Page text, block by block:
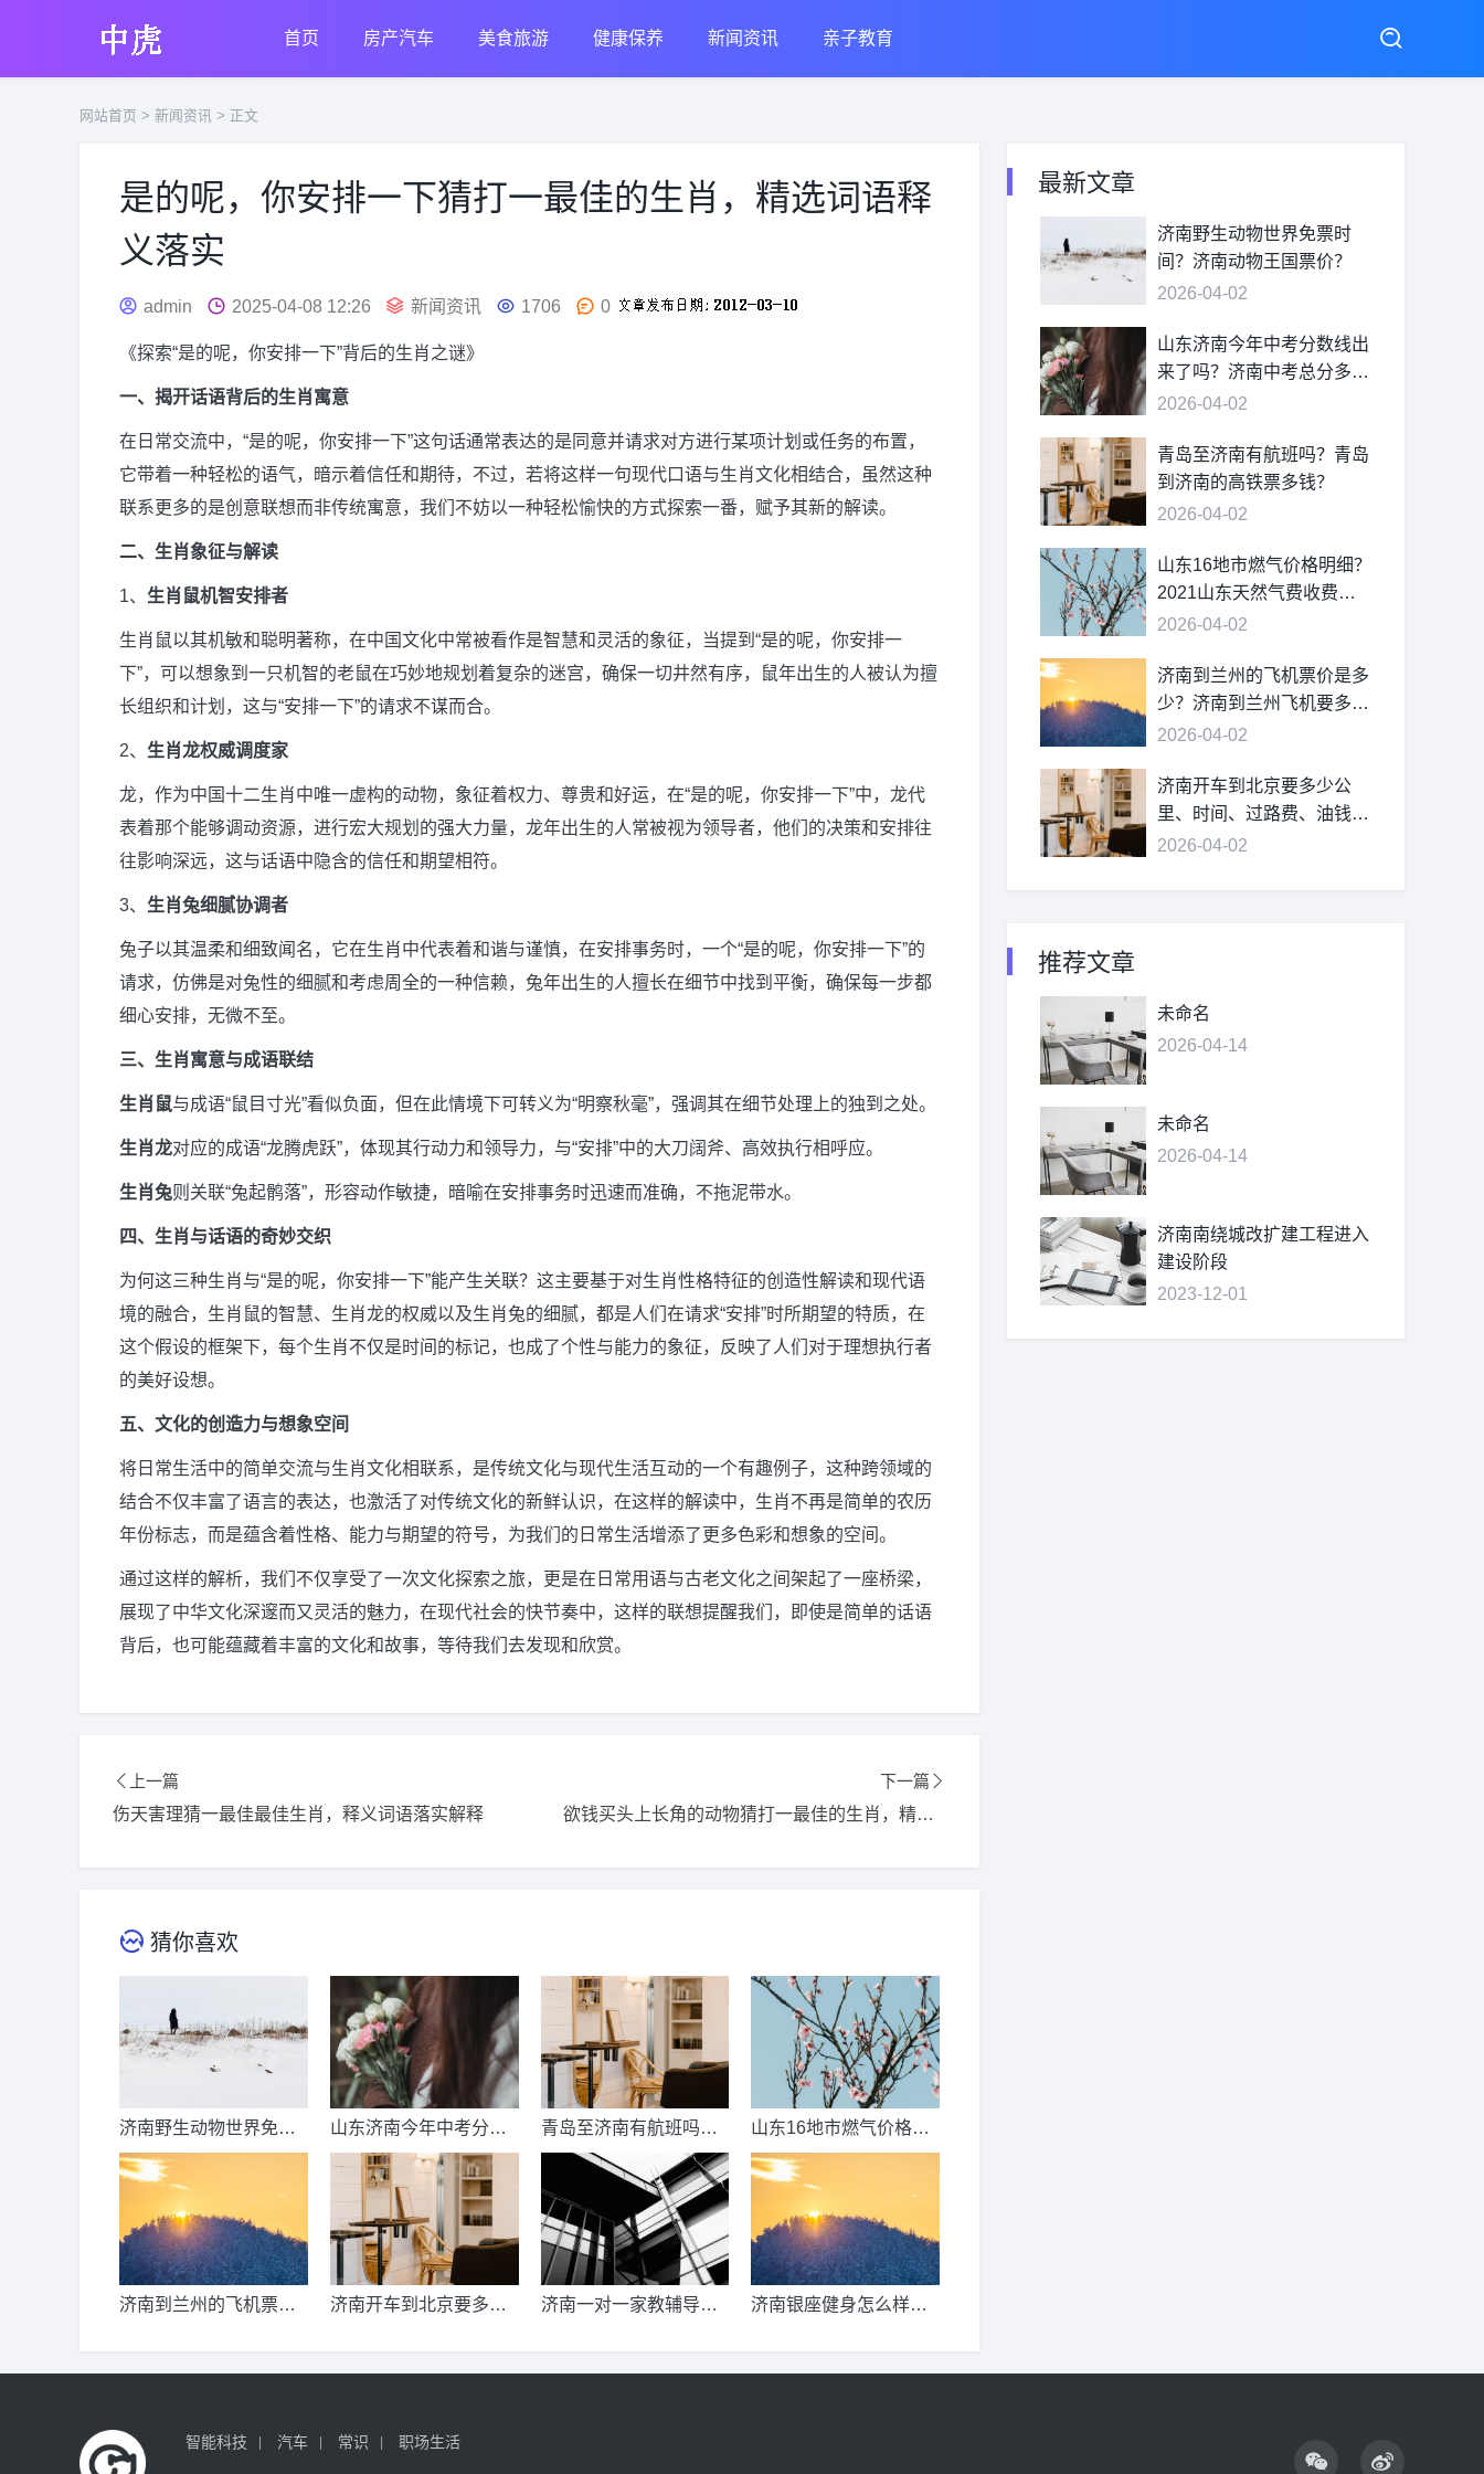
首页 房产汽车 美食旅游 健康保养 新闻资讯 亲子教育
网站首页 > 新闻资讯 > 正文
是的呢，你安排一下猜打一最佳的生肖，精选词语释
义落实
admin 2025-04-08 12:26 新闻资讯 1706 0
《探索“是的呢，你安排一下”背后的生肖之谜》
一、揭开话语背后的生肖寓意
在日常交流中，“是的呢，你安排一下”这句话通常表达的是同意并请求对方进行某项计划或任务的布置，
它带着一种轻松的语气，暗示着信任和期待，不过，若将这样一句现代口语与生肖文化相结合，虽然这种
联系更多的是创意联想而非传统寓意，我们不妨以一种轻松愉快的方式探索一番，赋予其新的解读。
二、生肖象征与解读
1、 生肖鼠机智安排者
生肖鼠以其机敏和聪明著称，在中国文化中常被看作是智慧和灵活的象征，当提到“是的呢，你安排一
下”，可以想象到一只机智的老鼠在巧妙地规划着复杂的迷宫，确保一切井然有序，鼠年出生的人被认为擅
长组织和计划，这与“安排一下”的请求不谋而合。
2、 生肖龙权威调度家
龙，作为中国十二生肖中唯一虚构的动物，象征着权力、尊贵和好运，在“是的呢，你安排一下”中，龙代
表着那个能够调动资源，进行宏大规划的强大力量，龙年出生的人常被视为领导者，他们的决策和安排往
往影响深远，这与话语中隐含的信任和期望相符。
3、 生肖兔细腻协调者
兔子以其温柔和细致闻名，它在生肖中代表着和谐与谨慎，在安排事务时，一个“是的呢，你安排一下”的
请求，仿佛是对兔性的细腻和考虑周全的一种信赖，兔年出生的人擅长在细节中找到平衡，确保每一步都
细心安排，无微不至。
三、生肖寓意与成语联结
生肖鼠与成语“鼠目寸光”看似负面，但在此情境下可转义为“明察秋毫”，强调其在细节处理上的独到之处。
生肖龙对应的成语“龙腾虎跃”，体现其行动力和领导力，与“安排”中的大刀阔斧、高效执行相呼应。
生肖兔则关联“兔起鹘落”，形容动作敏捷，暗喻在安排事务时迅速而准确，不拖泥带水。
四、生肖与话语的奇妙交织
为何这三种生肖与“是的呢，你安排一下”能产生关联？这主要基于对生肖性格特征的创造性解读和现代语
境的融合，生肖鼠的智慧、生肖龙的权威以及生肖兔的细腻，都是人们在请求“安排”时所期望的特质，在
这个假设的框架下，每个生肖不仅是时间的标记，也成了个性与能力的象征，反映了人们对于理想执行者
的美好设想。
五、文化的创造力与想象空间
将日常生活中的简单交流与生肖文化相联系，是传统文化与现代生活互动的一个有趣例子，这种跨领域的
结合不仅丰富了语言的表达，也激活了对传统文化的新鲜认识，在这样的解读中，生肖不再是简单的农历
年份标志，而是蕴含着性格、能力与期望的符号，为我们的日常生活增添了更多色彩和想象的空间。
通过这样的解析，我们不仅享受了一次文化探索之旅，更是在日常用语与古老文化之间架起了一座桥梁，
展现了中华文化深邃而又灵活的魅力，在现代社会的快节奏中，这样的联想提醒我们，即使是简单的话语
背后，也可能蕴藏着丰富的文化和故事，等待我们去发现和欣赏。
上一篇
伤天害理猜一最佳最佳生肖，释义词语落实解释
下一篇
欲钱买头上长角的动物猜打一最佳的生肖，精选词语释义落实
猜你喜欢
济南野生动物世界免票
时间？济南动物王国票
山东济南今年中考分数
线出来了吗？济南中考
总分多少？
青岛至济南有航班吗？
青岛到济南的高铁票多
钱？
山东16地市燃气价格明
细？2021山东天然气费
收费标准？
济南到兰州的飞机票价
机要多久？
济南开车到北京要多少
油钱？济南到北京多少
济南一对一家教辅导收
济南银座健身怎么样，
啊？济南哪里有练瑜
最新文章
济南野生动物世界免票时
间？济南动物王国票价？
2026-04-02
山东济南今年中考分数线出
来了吗？济南中考总分多
少？
2026-04-02
青岛至济南有航班吗？青岛
到济南的高铁票多钱？
2026-04-02
山东16地市燃气价格明细？
2021山东天然气费收费标
准？
2026-04-02
济南到兰州的飞机票价是多
少？济南到兰州飞机要多
久？
2026-04-02
济南开车到北京要多少公
里、时间、过路费、油钱？
济南到北京多少公里？
2026-04-02
推荐文章
未命名
2026-04-14
未命名
2026-04-14
济南南绕城改扩建工程进入
建设阶段
2023-12-01
智能科技 汽车 常识 职场生活